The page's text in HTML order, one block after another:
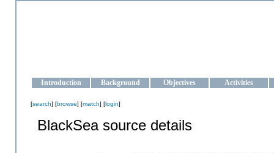
Introduction Background Objectives Activities
[search] [browse] [match] [login]
BlackSea source details